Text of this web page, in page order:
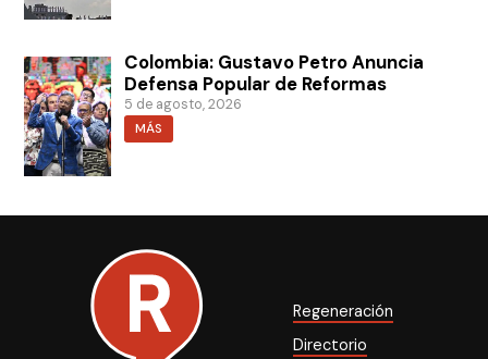
Colombia: Gustavo Petro Anuncia
Defensa Popular de Reformas
5 de agosto, 2026
MÁS
Regeneración
Directorio